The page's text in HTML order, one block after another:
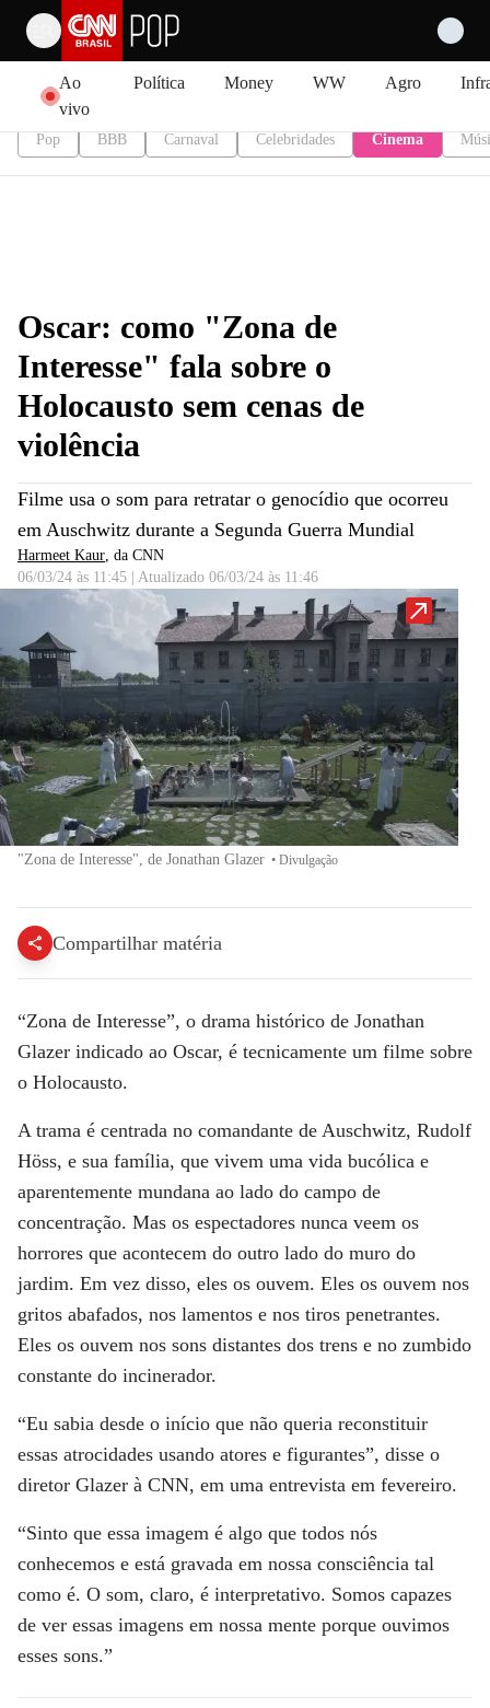
Ao
vivo
Política Money WW Agro
Pop BBB Carnaval Celebridades Cinema
Oscar: como "Zona de
Interesse" fala sobre o
Holocausto sem cenas de
violência
Filme usa o som para retratar o genocídio que ocorreu
em Auschwitz durante a Segunda Guerra Mundial
Harmeet Kaur, da CNN
06/03/24 às 11:45
Atualizado 06/03/24 às 11:46
"Zona de Interesse", de Jonathan Glazer • Divulgação
Compartilhar matéria
“Zona de Interesse”, o drama histórico de Jonathan
Glazer indicado ao Oscar, é tecnicamente um filme sobre
o Holocausto.
A trama é centrada no comandante de Auschwitz, Rudolf
Höss, e sua família, que vivem uma vida bucólica e
aparentemente mundana ao lado do campo de
concentração. Mas os espectadores nunca veem os
horrores que acontecem do outro lado do muro do
jardim. Em vez disso, eles os ouvem. Eles os ouvem nos
gritos abafados, nos lamentos e nos tiros penetrantes.
Eles os ouvem nos sons distantes dos trens e no zumbido
constante do incinerador.
“Eu sabia desde o início que não queria reconstituir
essas atrocidades usando atores e figurantes”, disse o
diretor Glazer à CNN, em uma entrevista em fevereiro.
“Sinto que essa imagem é algo que todos nós
conhecemos e está gravada em nossa consciência tal
como é. O som, claro, é interpretativo. Somos capazes
de ver essas imagens em nossa mente porque ouvimos
esses sons.”